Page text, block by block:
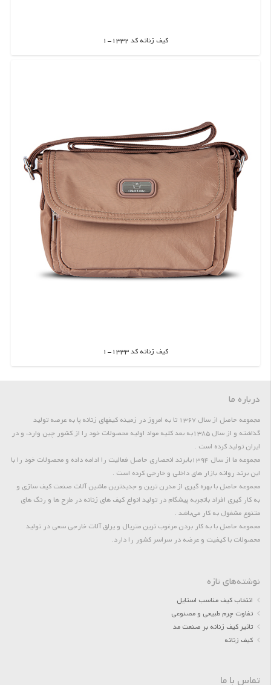
کیف زنانه کد 1332-1
اطلاعات بیشتر
کیف زنانه کد 1333-1
اطلاعات بیشتر
درباره ما
مجموعه حاصل از سال 1367 تا به امروز در زمینه کیفهای زنانه پا به عرصه تولید
گذاشته و از سال 1385به بعد کلیه مواد اولیه محصولات خود را از کشور چین وارد، و در
ایران تولید کرده است .
مجموعه ما از سال 1394بابرند انحصاری حاصل فعالیت را ادامه داده و محصولات خود را با
این برند روانه بازار های داخلی و خارجی کرده است .
مجموعه حاصل با بهره گیری از مدرن ترین و جدیدترین ماشین آلات صنعت کیف سازی و
به کار گیری افراد باتجربه پیشگام در تولید انواع کیف های زنانه در طرح ها و رنگ های
متنوع مشغول به کار می‌باشد .
مجموعه حاصل با به کار بردن مرغوب ترین متریال و یراق آلات خارجی سعی در تولید
محصولات با کیفیت و عرضه در سراسر کشور را دارد.
نوشته‌های تازه
انتخاب کیف مناسب استایل
تفاوت چرم طبیعی و مصنوعی
تاثیر کیف زنانه بر صنعت مد
کیف زنانه
تماس با ما